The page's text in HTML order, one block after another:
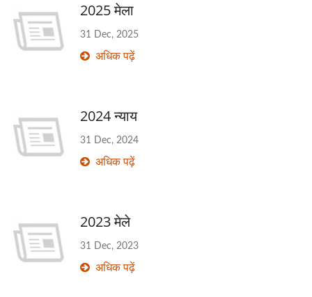
2025 मेला
31 Dec, 2025
अधिक पढ़ें
2024 न्याय
31 Dec, 2024
अधिक पढ़ें
2023 मेले
31 Dec, 2023
अधिक पढ़ें